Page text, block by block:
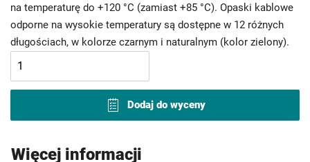
na temperaturę do +120 °C (zamiast +85 °C). Opaski kablowe
odporne na wysokie temperatury są dostępne w 12 różnych
długościach, w kolorze czarnym i naturalnym (kolor zielony).
Dodaj do wyceny
Więcej informacji